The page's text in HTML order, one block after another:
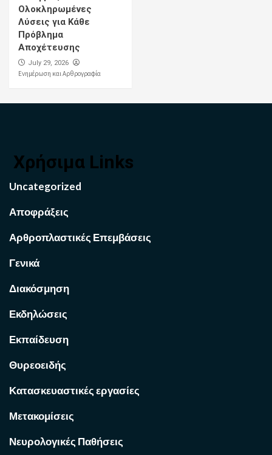
Ολοκληρωμένες
Λύσεις για Κάθε
Πρόβλημα
Αποχέτευσης
July 29, 2026
Ενημέρωση και Αρθρογραφία
Χρήσιμα Links
Uncategorized
Αποφράξεις
Αρθροπλαστικές Επεμβάσεις
Γενικά
Διακόσμηση
Εκδηλώσεις
Εκπαίδευση
Θυρεοειδής
Κατασκευαστικές εργασίες
Μετακομίσεις
Νευρολογικές Παθήσεις